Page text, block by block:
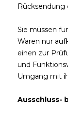
Rücksendung
Sie müssen
Waren nur
einen zur
und
Umgang mit
Ausschluss-